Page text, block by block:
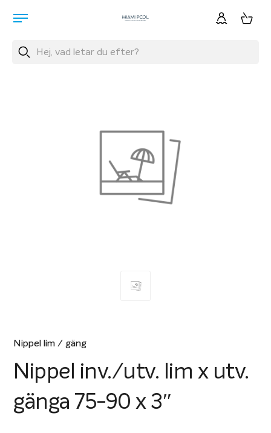
Nippel lim / gäng
Nippel inv./utv. lim x utv.
gänga 75-90 x 3″